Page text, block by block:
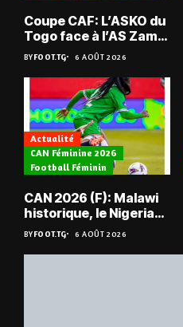
Coupe CAF: L’ASKO du
Togo face à l’AS Zam
du Niger
BYFOOT.TG 6 AOÛT 2026
Actualité
CAN Féminine 2026
Football Féminin
CAN 2026 (F): Malawi
historique, le Nigeria
sauvé, la Zambie
éliminée
BYFOOT.TG 6 AOÛT 2026